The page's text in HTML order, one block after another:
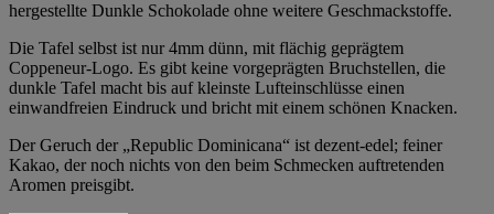
hergestellte Dunkle Schokolade ohne weitere Geschmackstoffe.
Die Tafel selbst ist nur 4mm dünn, mit flächig geprägtem
Coppeneur-Logo. Es gibt keine vorgeprägten Bruchstellen, die
dunkle Tafel macht bis auf kleinste Lufteinschlüsse einen
einwandfreien Eindruck und bricht mit einem schönen Knacken.
Der Geruch der „Republic Dominicana“ ist dezent-edel; feiner
Kakao, der noch nichts von den beim Schmecken auftretenden
Aromen preisgibt.